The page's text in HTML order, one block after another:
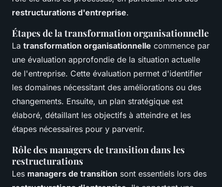
restructurations d'entreprise.
Étapes de la transformation organisationnelle
La transformation organisationnelle commence par
une évaluation approfondie de la situation actuelle
de l'entreprise. Cette évaluation permet d'identifier
les domaines nécessitant des améliorations ou des
changements. Ensuite, un plan stratégique est
élaboré, détaillant les objectifs à atteindre et les
étapes nécessaires pour y parvenir.
Rôle des managers de transition dans les
restructurations
Les managers de transition sont essentiels lors des